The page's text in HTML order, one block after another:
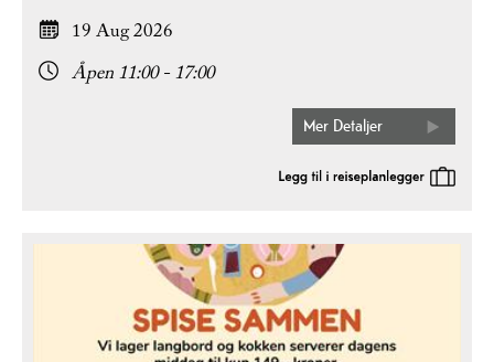
19 Aug 2026
Åpen 11:00 - 17:00
Mer Detaljer